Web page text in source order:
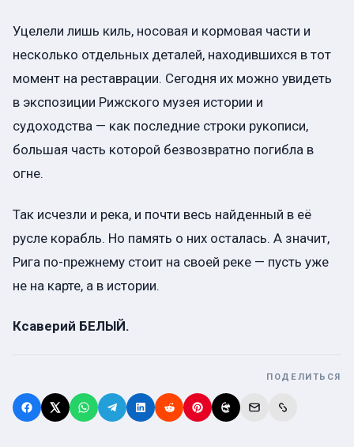
Уцелели лишь киль, носовая и кормовая части и
несколько отдельных деталей, находившихся в тот
момент на реставрации. Сегодня их можно увидеть
в экспозиции Рижского музея истории и
судоходства — как последние строки рукописи,
большая часть которой безвозвратно погибла в
огне.
Так исчезли и река, и почти весь найденный в её
русле корабль. Но память о них осталась. А значит,
Рига по-прежнему стоит на своей реке — пусть уже
не на карте, а в истории.
Ксаверий БЕЛЫЙ.
ПОДЕЛИТЬСЯ